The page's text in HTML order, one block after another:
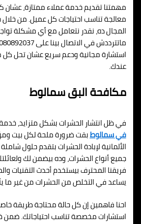
مهمتنا تقديم خدمة عملاء ممتازة،
معالجة تناسب احتياجات كل عميل. من خلال
المجال ده، نقدر نتعامل مع أي مشكلة
استشارة مجانية ودعم سريع عشان تحل
عندك.
مكافحة البق سمالوط
في ظل انتشار الحشرات بشكل متزايد،
في سمالوطبقت ضرورة ملحة لكل بيت
الألمانية لإبادة الحشرات بتقدم حلول
جميع أنواع الحشرات، وده بيضمن لك
فريقنا المحترف بيستخدم أحدث التقنيات
يساعد في التخلص من الحشرات من غير ما
احنا فاهمين إن كل حالة محتاجة طريقة
استشارات مخصصة تناسب احتياجاتك. ضمن